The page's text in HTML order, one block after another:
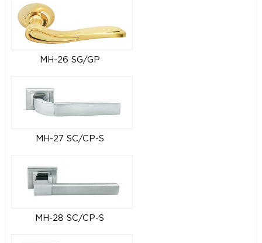
MH-26 SG/GP
MH-27 SC/CP-S
MH-28 SC/CP-S